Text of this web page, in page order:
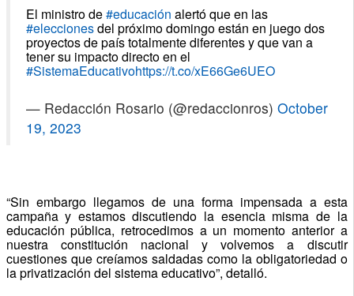
El ministro de#educación alertó que en las
#eleccionesdel próximo domingo están en juego dos
proyectos de país totalmente diferentes y que van a
tener su impacto directo en el
#SistemaEducativohttps://t.co/xE66Ge6UEO
— Redacción Rosario (@redaccionros) October
19, 2023
“Sin embargo llegamos de una forma impensada a esta
campaña y estamos discutiendo la esencia misma de la
educación pública, retrocedimos a un momento anterior a
nuestra constitución nacional y volvemos a discutir
cuestiones que creíamos saldadas como la obligatoriedad o
la privatización del sistema educativo”, detalló.